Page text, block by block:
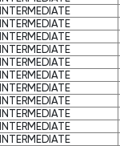
INTERMEDIATE
INTERMEDIATE
INTERMEDIATE
INTERMEDIATE
INTERMEDIATE
INTERMEDIATE
INTERMEDIATE
INTERMEDIATE
INTERMEDIATE
INTERMEDIATE
INTERMEDIATE